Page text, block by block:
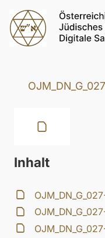
Inhalt